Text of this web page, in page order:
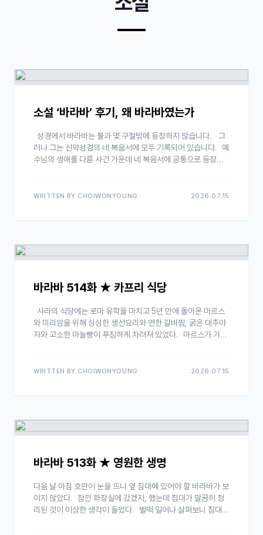
소설 ‘바라바’ 후기, 왜 바라바였는가
성경에서 바라바는 불과 몇 구절밖에 등장하지 않습니다. 그
러나 그는 신약성경의 네 복음서에 모두 기록되어 있습니다. 예
수님의 생애를 다룬 사건 가운데 네 복음서에 공통으로 등장하
WRITTEN BY CHOIWONYOUNG 2026.07.15
바라바 514화 ★ 카프리 식당
사라의 식당에는 로마 유학을 마치고 5년 만에 돌아온 마르스
와 미리암을 위해 싱싱한 생선요리와 연한 갈비찜, 굵은 대추야
자와 고소한 마늘빵이 푸짐하게 차려져 있었다. 마르스가 가져
WRITTEN BY CHOIWONYOUNG 2026.07.15
바라바 513화 ★ 영원한 생명
다음 날 아침 호란이 눈을 뜨니 옆 침대에 있어야 할 바라바가 보
이지 않았다. 잠깐 화장실에 갔겠지, 했는데 침대가 말끔히 정
리된 것이 이상한 생각이 들었다. 벌떡 일어나 살펴보니 침대